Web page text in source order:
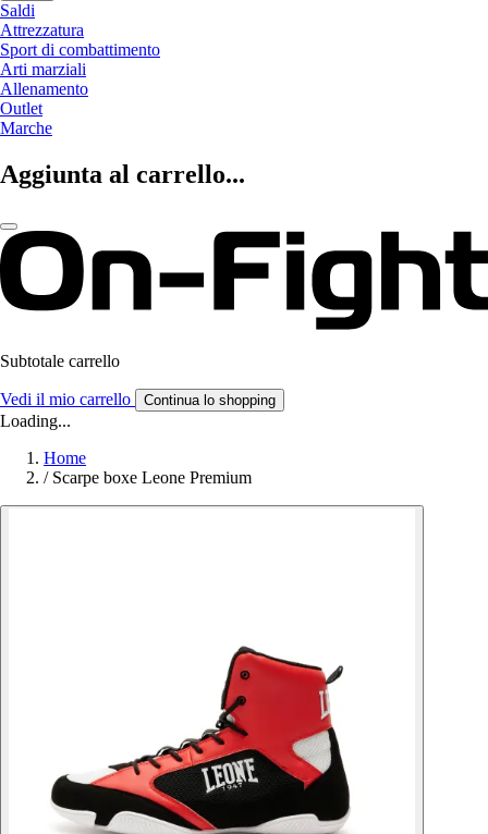
Saldi
Attrezzatura
Sport di combattimento
Arti marziali
Allenamento
Outlet
Marche
Aggiunta al carrello...
Subtotale carrello
Vedi il mio carrello Continua lo shopping
Loading...
Home
/ Scarpe boxe Leone Premium